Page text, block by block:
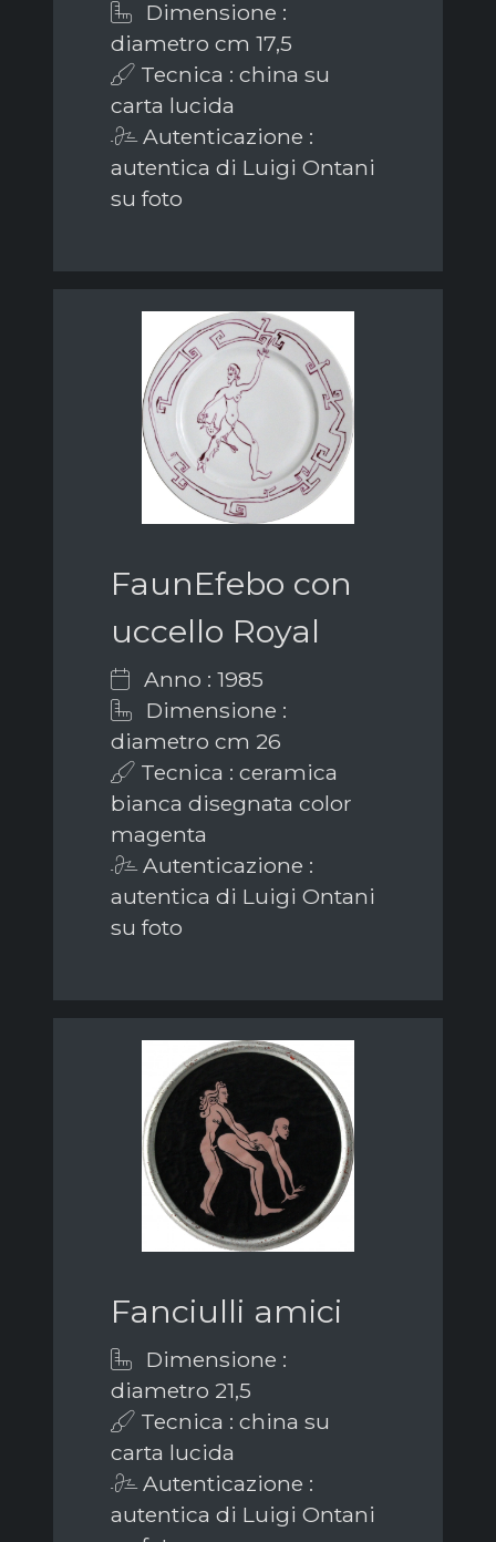
Dimensione :
diametro cm 17,5
Tecnica : china su
carta lucida
Autenticazione :
autentica di Luigi Ontani
su foto
FaunEfebo con
uccello Royal
Anno : 1985
Dimensione :
diametro cm 26
Tecnica : ceramica
bianca disegnata color
magenta
Autenticazione :
autentica di Luigi Ontani
su foto
Fanciulli amici
Dimensione :
diametro 21,5
Tecnica : china su
carta lucida
Autenticazione :
autentica di Luigi Ontani